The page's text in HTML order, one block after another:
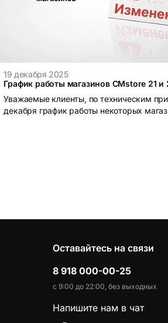
19 декабря 2025
График работы магазинов CMstore 21 и
Уважаемые клиенты, по техническим
декабря график работы некоторых
Оставайтесь на связи
8 918 000-00-25
с 9:00 до 22:00, без выходных
Напишите нам в чат